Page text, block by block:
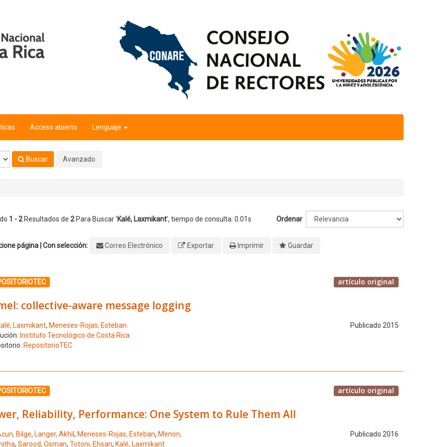
Acceso abierto Lenguaje
Buscar Avanzado
1 - 2Resultados de 2Para Buscar 'Kalé, Laxmikant', tiempo de consulta: 0.01s Ordenar
página | Con selección: Correo Electrónico Exportar Imprimir Guardar
el número de resultado 1 artículo original
collective-aware message logging
Laxmikant, Meneses-Rojas, Esteban
Publicado 2015
Instituto Tecnológico de Costa Rica
RepositorioTEC
el número de resultado 2 artículo original
Reliability, Performance: One System to Rule Them All
Bilge, Langer, Akhil , Meneses-Rojas, Esteban, Menon,
, Sarood, Osman, Totoni, Ehsan, Kalé, Laxmikant
Publicado 2016